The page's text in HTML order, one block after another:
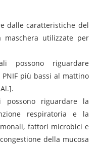
dalle caratteristiche del
utilizzate per
possono riguardare
più bassi al mattino
possono riguardare la
respiratoria e la
fattori microbici e
della mucosa